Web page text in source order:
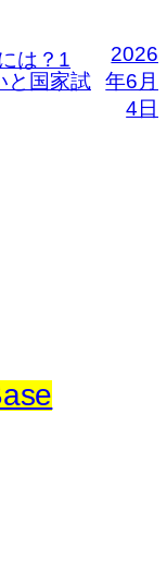
は？1
と国家試
2026
年6月
4日